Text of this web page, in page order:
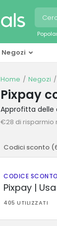
Negozi
Home Negozi
Pixpay
Approfitta delle
€28 di risparmio
Codici sconto (
CODICE SCONTO
Pixpay |
405 UTILIZZATI